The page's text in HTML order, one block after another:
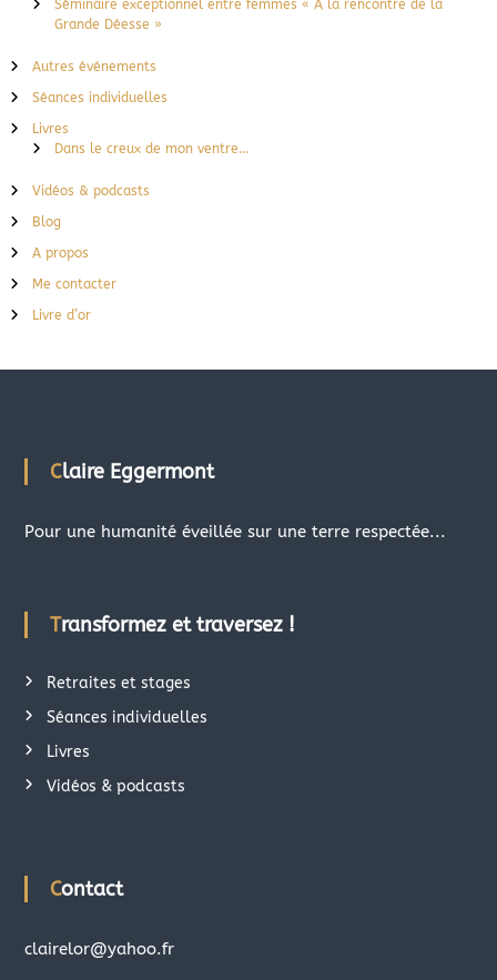
Séminaire exceptionnel entre femmes « A la rencontre de la
Grande Déesse »
Autres événements
Séances individuelles
Livres
Dans le creux de mon ventre…
Vidéos & podcasts
Blog
A propos
Me contacter
Livre d’or
Claire Eggermont
Pour une humanité éveillée sur une terre respectée...
Transformez et traversez !
Retraites et stages
Séances individuelles
Livres
Vidéos & podcasts
Contact
clairelor@yahoo.fr